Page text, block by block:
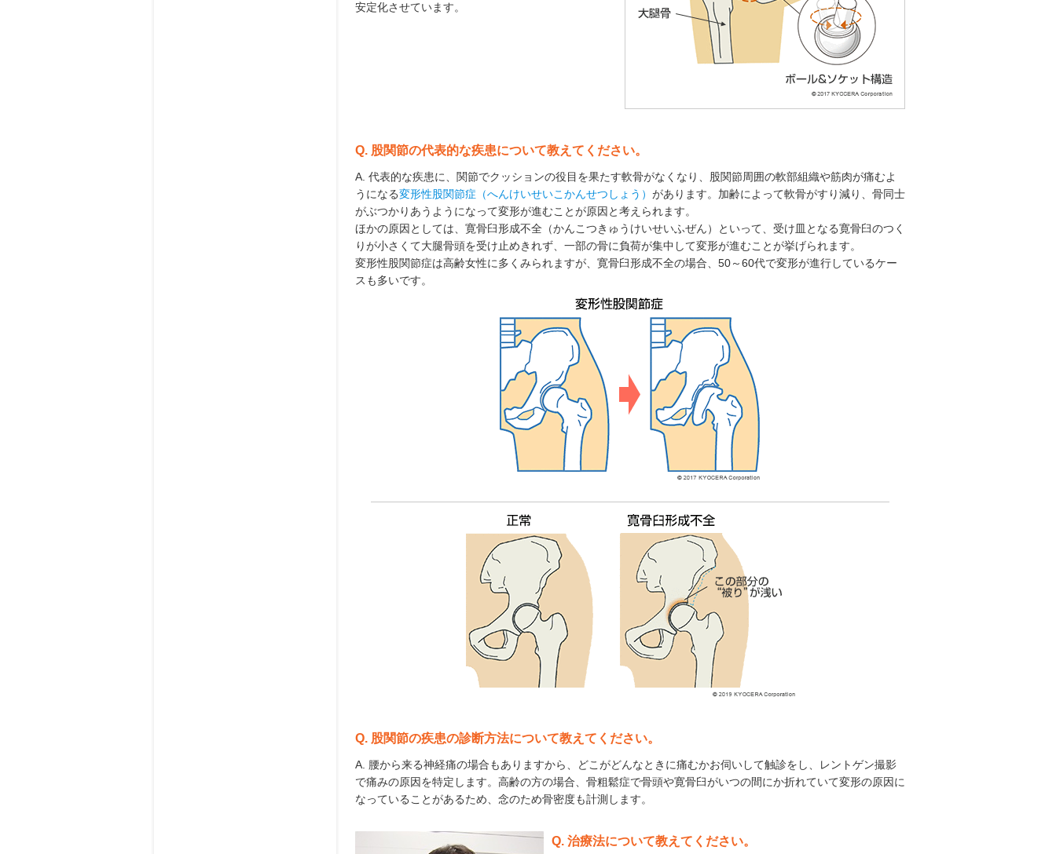
安定化させています。
Q. 股関節の代表的な疾患について教えてください。
A. 代表的な疾患に、関節でクッションの役目を果たす軟骨がなくなり、股関節周囲の軟部組織や筋肉が痛むよ
うになる変形性股関節症（へんけいせいこかんせつしょう） があります。加齢によって軟骨がすり減り、骨同士
がぶつかりあうようになって変形が進むことが原因と考えられます。
ほかの原因としては、寛骨臼形成不全（かんこつきゅうけいせいふぜん）といって、受け皿となる寛骨臼のつく
りが小さくて大腿骨頭を受け止めきれず、一部の骨に負荷が集中して変形が進むことが挙げられます。
変形性股関節症は高齢女性に多くみられますが、寛骨臼形成不全の場合、50～60代で変形が進行しているケー
スも多いです。
Q. 股関節の疾患の診断方法について教えてください。
A. 腰から来る神経痛の場合もありますから、どこがどんなときに痛むかお伺いして触診をし、レントゲン撮影
で痛みの原因を特定します。高齢の方の場合、骨粗鬆症で骨頭や寛骨臼がいつの間にか折れていて変形の原因に
なっていることがあるため、念のため骨密度も計測します。
Q. 治療法について教えてください。